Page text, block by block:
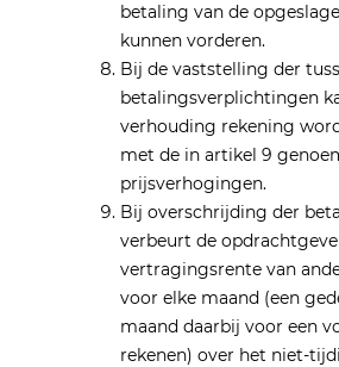
betaling van de
kunnen vorderen.
Bij de vaststelling der
betalingsverplichtingen
verhouding rekening
met de in artikel 9
prijsverhogingen.
Bij overschrijding der
verbeurt de
vertragingsrente van
voor elke maand (een
maand daarbij voor een
rekenen) over het niet-